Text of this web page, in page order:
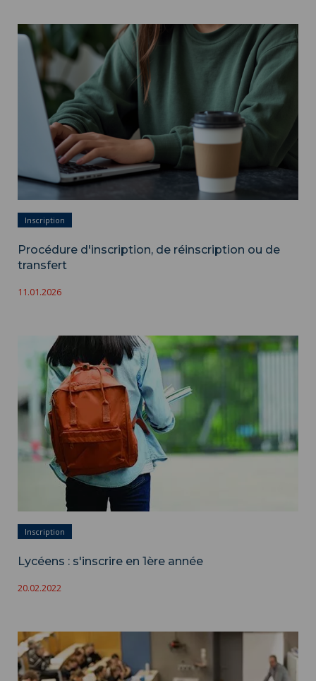
Procédure d'inscription, de réinscription ou de transfert ">
Inscription
Procédure d'inscription, de réinscription ou de
transfert
11.01.2026
Lycéens : s'inscrire en 1ère année ">
Inscription
Lycéens : s'inscrire en 1ère année
20.02.2022
Droits d’inscription ">